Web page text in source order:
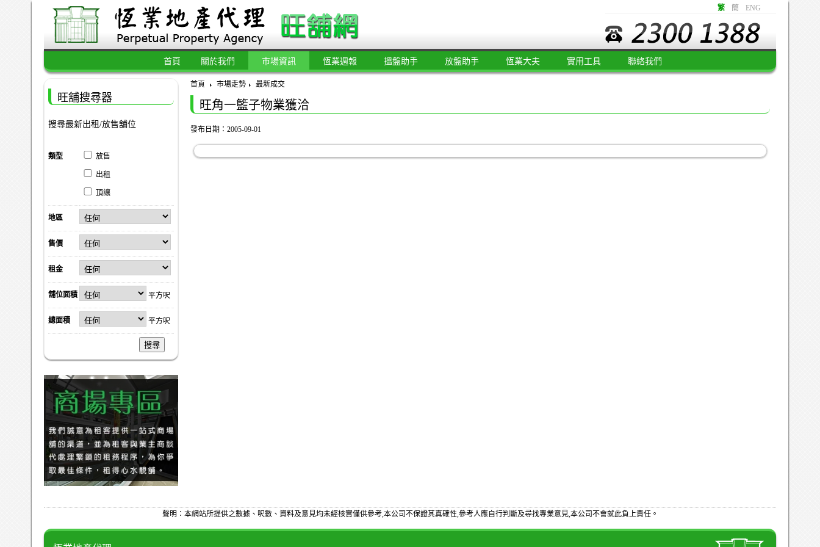
繁 簡 ENG
首頁 關於我們 市場資訊 恆業週報 搵盤助手 放盤助手 恆業大夫 實用工具 聯絡我們
首頁 市場走勢 最新成交
旺角一籃子物業獲洽
發布日期：2005-09-01
旺舖搜尋器
搜尋最新出租/放售舖位
類型 放售
出租
頂讓
地區
售價
租金
舖位面積 平方呎
總面積 平方呎
搜尋
聲明：本網站所提供之數據、呎數、資料及意見均未經核實僅供參考,本公司不保證其真確性,參考人應自行判斷及尋找專業意見,本公司不會就此負上責任。